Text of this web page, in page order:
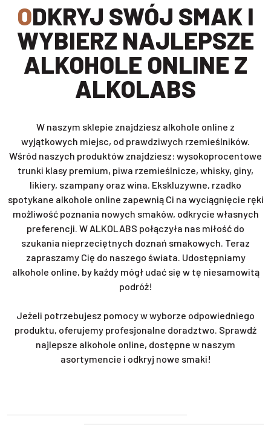
ODKRYJ SWÓJ SMAK I
WYBIERZ NAJLEPSZE
ALKOHOLE ONLINE Z
ALKOLABS
W naszym sklepie znajdziesz alkohole online z
wyjątkowych miejsc, od prawdziwych rzemieślników.
Wśród naszych produktów znajdziesz: wysokoprocentowe
trunki klasy premium, piwa rzemieślnicze, whisky, giny,
likiery, szampany oraz wina. Ekskluzywne, rzadko
spotykane alkohole online zapewnią Ci na wyciągnięcie ręki
możliwość poznania nowych smaków, odkrycie własnych
preferencji. W ALKOLABS połączyła nas miłość do
szukania nieprzeciętnych doznań smakowych. Teraz
zapraszamy Cię do naszego świata. Udostępniamy
alkohole online, by każdy mógł udać się w tę niesamowitą
podróż!
Jeżeli potrzebujesz pomocy w wyborze odpowiedniego
produktu, oferujemy profesjonalne doradztwo. Sprawdź
najlepsze alkohole online, dostępne w naszym
asortymencie i odkryj nowe smaki!